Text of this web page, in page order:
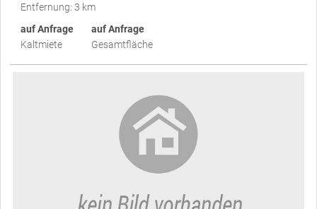
Entfernung: 3 km
auf Anfrage
Kaltmiete
auf Anfrage
Gesamtfläche